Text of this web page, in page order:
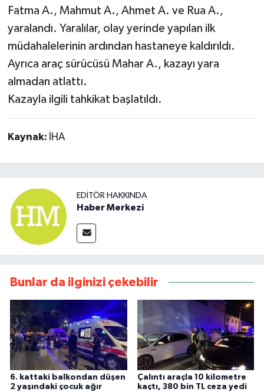
Fatma A., Mahmut A., Ahmet A. ve Rua A.,
yaralandı. Yaralılar, olay yerinde yapılan ilk
müdahalelerinin ardından hastaneye kaldırıldı.
Ayrıca araç sürücüsü Mahar A., kazayı yara
almadan atlattı.
Kazayla ilgili tahkikat başlatıldı.
Kaynak: İHA
EDITÖR HAKKINDA
Haber Merkezi
Bunlar da ilginizi çekebilir
6. kattaki balkondan düşen
2 yaşındaki çocuk ağır
Çalıntı araçla 10 kilometre
kaçtı, 380 bin TL ceza yedi